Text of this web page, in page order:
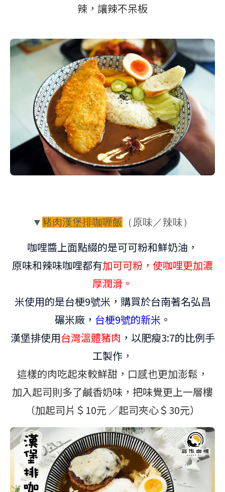
辣，讓辣不呆板
▼ 豬肉漢堡排咖喱飯 （ 原味／辣味）
咖哩醬上面點綴的是可可粉和鮮奶油，
原味和辣味咖哩都有加可可粉，使咖哩更加濃
厚潤滑。
米使用的是台梗9號米，購買於台南著名弘昌
碾米廠， 台梗9號的新米 。
漢堡排使用台灣溫體豬肉 ，以肥瘦3:7的比例手
工製作 ，
這樣的肉吃起來較鮮甜，口感也更加澎鬆，
加入起司則多了鹹香奶味，把味覺更上一層樓
（加起司片＄10元 ／起司夾心＄30元）